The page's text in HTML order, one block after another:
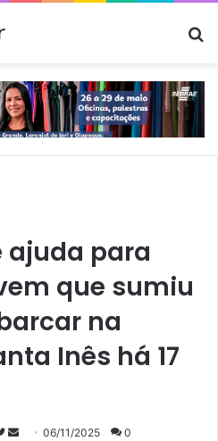
ajuda para
que sumiu
na
Inês há 17
SigaMande06/11/2025 0